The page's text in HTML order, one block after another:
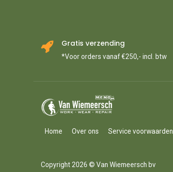
Gratis verzending
*Voor orders vanaf €250,- incl. btw
Home Over ons Service voorwaarden
Copyright 2026 © Van Wiemeersch bv